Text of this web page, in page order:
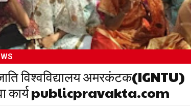
विश्वविद्यालय अमरकंटक(IGNTU)
सेवा कार्य publicpravakta.com